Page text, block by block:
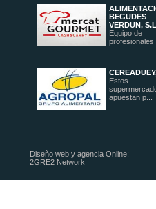
BEGUDES
VERDUN,
Equipo de
profesionales
Estos
apuestan p...
Diseño web y agencia Online:
2GRE2 Network